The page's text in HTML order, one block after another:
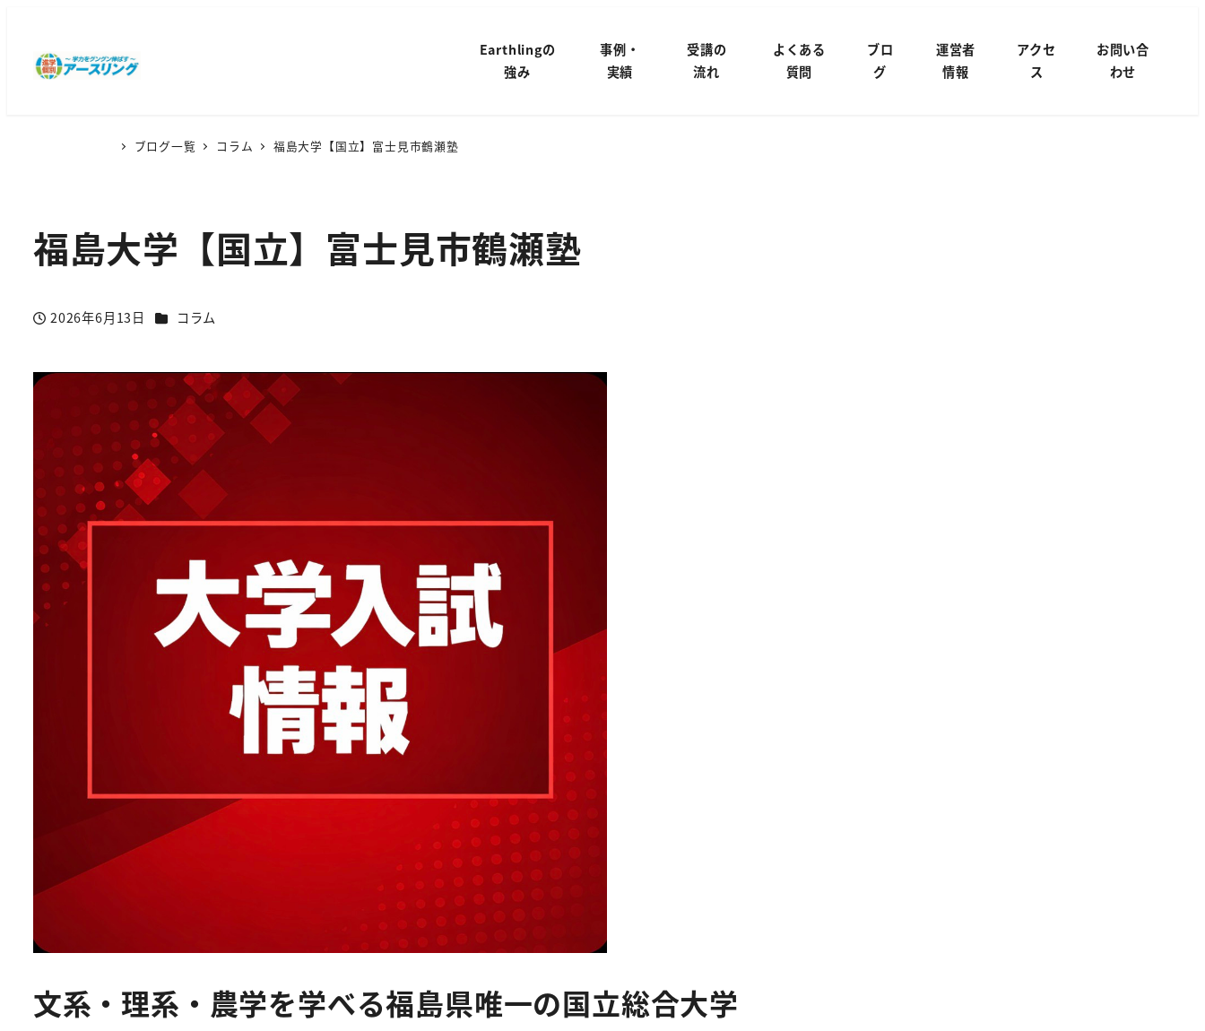
Earthlingの
強み
事例・
実績
受講の
流れ
よくある
質問
ブロ
グ
運営者
情報
アクセ
ス
お問い合
わせ
ブログ一覧 コラム 福島大学【国立】富士見市鶴瀬塾
福島大学【国立】富士見市鶴瀬塾
投稿日
2026年6月13日 カテゴリー
コラム
文系・理系・農学を学べる福島県唯一の国立総合大学